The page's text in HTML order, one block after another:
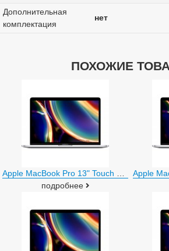
Дополнительная
комплектация
нет
ПОХОЖИЕ
подробнее